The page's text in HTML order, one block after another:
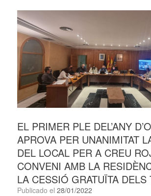
EL PRIMER PLE DEL’ANY
APROVA PER UNANIMITAT
DEL LOCAL PER A CREU
CONVENI AMB LA
LA CESSIÓ GRATUÏTA DELS
Publicado el 28/01/2022